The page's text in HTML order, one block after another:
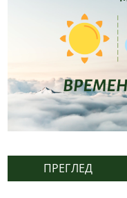
ПРЕГЛЕД